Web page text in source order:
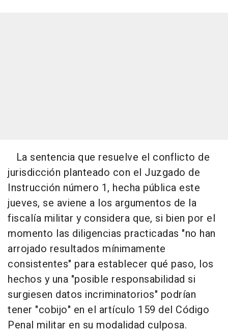
La sentencia que resuelve el conflicto de
jurisdicción planteado con el Juzgado de
Instrucción número 1, hecha pública este
jueves, se aviene a los argumentos de la
fiscalía militar y considera que, si bien por el
momento las diligencias practicadas "no han
arrojado resultados mínimamente
consistentes" para establecer qué paso, los
hechos y una "posible responsabilidad si
surgiesen datos incriminatorios" podrían
tener "cobijo" en el artículo 159 del Código
Penal militar en su modalidad culposa.